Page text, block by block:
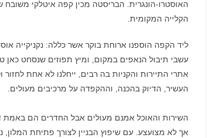
הקלייה המקומית.
ליד הקפה הוספנו ארוחת בוקר אשר כללה: נקניקייה
עשבי תיבול הנאפים במקום, ומיץ תפוזים שנסחט
אתרי התיירות והקניות בה רבים, ייחלנו לא אחת
העשיר, הדיוק בהכנה, וההקפדה על מרכיבים מעולים.
אך לא מצועצע. עם שיפוץ הבניין לצורך פתיחת